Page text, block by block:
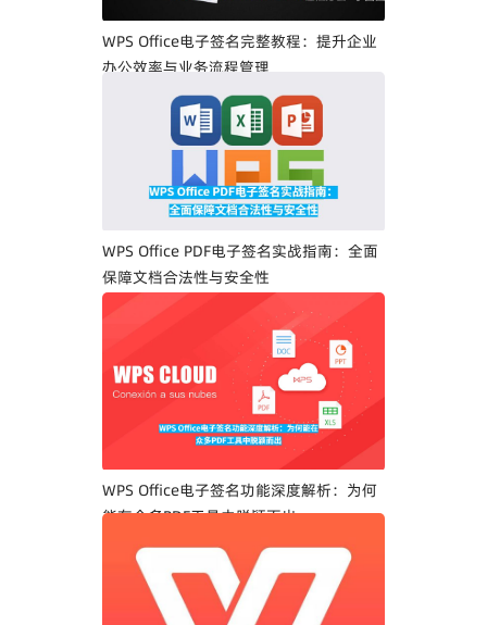
WPS Office电子签名完整教程：提升企业
办公效率与业务流程管理
WPS Office PDF电子签名实战指南：全面
保障文档合法性与安全性
WPS Office电子签名功能深度解析：为何
能在众多PDF工具中脱颖而出